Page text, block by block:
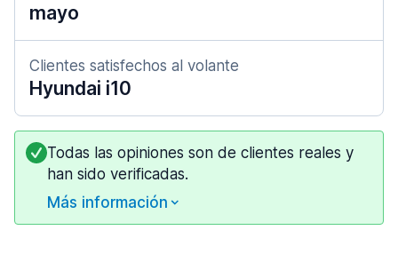
mayo
Clientes satisfechos al volante
Hyundai i10
Todas las opiniones son de clientes reales y
han sido verificadas.
Más información